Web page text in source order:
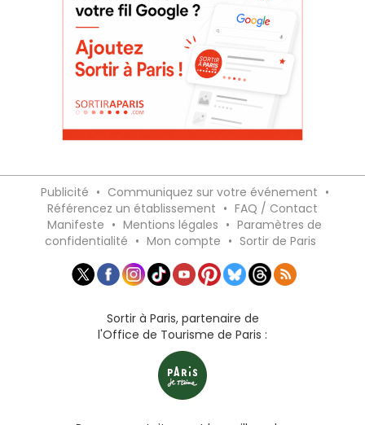
Publicité • Communiquez sur votre événement •
Référencez un établissement • FAQ / Contact
Manifeste • Mentions légales • Paramètres de
confidentialité • Mon compte • Sortir de Paris
Sortir à Paris, partenaire de
l'Office de Tourisme de Paris :